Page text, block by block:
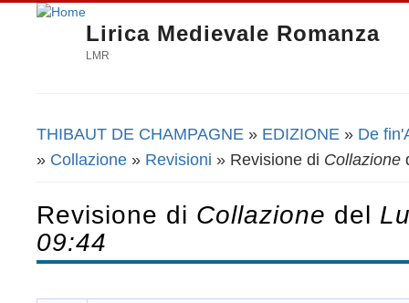
Lirica Medievale Romanza
LMR
Tu sei qui
THIBAUT DE CHAMPAGNE » EDIZIONE » De
» Collazione » Revisioni » Revisione di Collazione
Revisione di Collazione del
09:44